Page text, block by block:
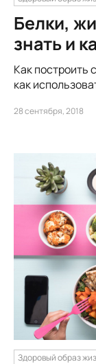
Белки,
знать и
Как построить
как
28 сентября, 2018
Здоровый образ